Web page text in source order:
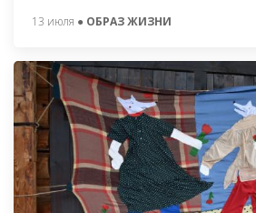
13 июля ● ОБРАЗ ЖИЗНИ